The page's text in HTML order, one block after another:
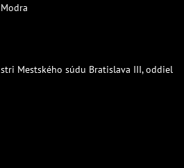
Mestského súdu Bratislava III, oddiel